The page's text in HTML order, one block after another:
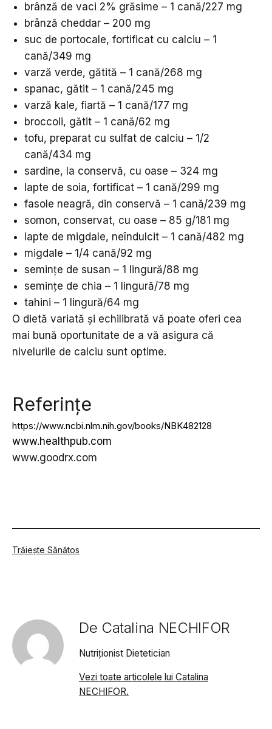
brânză de vaci 2% grăsime – 1 cană/227 mg
brânză cheddar – 200 mg
suc de portocale, fortificat cu calciu – 1
cană/349 mg
varză verde, gătită – 1 cană/268 mg
spanac, gătit – 1 cană/245 mg
varză kale, fiartă – 1 cană/177 mg
broccoli, gătit – 1 cană/62 mg
tofu, preparat cu sulfat de calciu – 1/2
cană/434 mg
sardine, la conservă, cu oase – 324 mg
lapte de soia, fortificat – 1 cană/299 mg
fasole neagră, din conservă – 1 cană/239 mg
somon, conservat, cu oase – 85 g/181 mg
lapte de migdale, neîndulcit – 1 cană/482 mg
migdale – 1/4 cană/92 mg
semințe de susan – 1 lingură/88 mg
semințe de chia – 1 lingură/78 mg
tahini – 1 lingură/64 mg
O dietă variată și echilibrată vă poate oferi cea
mai bună oportunitate de a vă asigura că
nivelurile de calciu sunt optime.
Referințe
https://www.ncbi.nlm.nih.gov/books/NBK482128
www.healthpub.com
www.goodrx.com
Din
Trăiește Sănătos
De Catalina NECHIFOR
Nutriționist Dietetician
Vezi toate articolele lui Catalina
NECHIFOR.